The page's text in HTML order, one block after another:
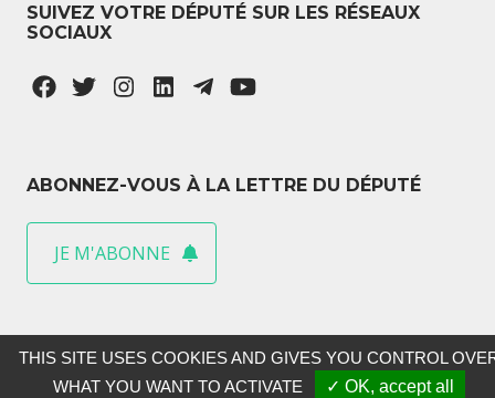
SUIVEZ VOTRE DÉPUTÉ SUR LES RÉSEAUX
SOCIAUX
ABONNEZ-VOUS À LA LETTRE DU DÉPUTÉ
JE M'ABONNE
THIS SITE USES COOKIES AND GIVES YOU CONTROL
WHAT YOU WANT TO ACTIVATE
✓ OK, accept all